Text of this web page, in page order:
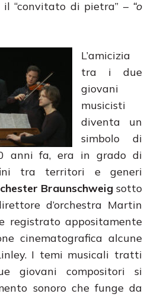
il “convitato di pietra” – “o
L’amicizia
tra i due
giovani
musicisti
diventa un
simbolo di
anni fa, era in grado di
tra territori e generi
Braunschweig sotto
d’orchestra Martin
registrato appositamente
cinematografica alcune
I temi musicali tratti
giovani compositori si
sonoro che funge da